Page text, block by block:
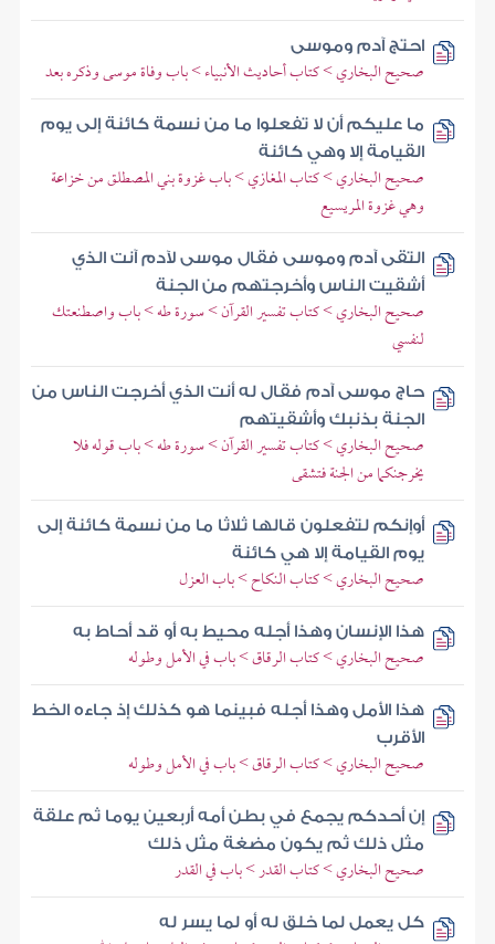
احتج آدم وموسى
صحيح البخاري > كتاب أحاديث الأنبياء > باب وفاة موسى وذكره بعد
ما عليكم أن لا تفعلوا ما من نسمة كائنة إلى يوم
القيامة إلا وهي كائنة
صحيح البخاري > كتاب المغازي > باب غزوة بني المصطلق من خزاعة
وهي غزوة المريسيع
التقى آدم وموسى فقال موسى لآدم آنت الذي
أشقيت الناس وأخرجتهم من الجنة
صحيح البخاري > كتاب تفسير القرآن > سورة طه > باب واصطنعتك
لنفسي
حاج موسى آدم فقال له أنت الذي أخرجت الناس من
الجنة بذنبك وأشقيتهم
صحيح البخاري > كتاب تفسير القرآن > سورة طه > باب قوله فلا
يخرجنكما من الجنة فتشقى
أوإنكم لتفعلون قالها ثلاثا ما من نسمة كائنة إلى
يوم القيامة إلا هي كائنة
صحيح البخاري > كتاب النكاح > باب العزل
هذا الإنسان وهذا أجله محيط به أو قد أحاط به
صحيح البخاري > كتاب الرقاق > باب في الأمل وطوله
هذا الأمل وهذا أجله فبينما هو كذلك إذ جاءه الخط
الأقرب
صحيح البخاري > كتاب الرقاق > باب في الأمل وطوله
إن أحدكم يجمع في بطن أمه أربعين يوما ثم علقة
مثل ذلك ثم يكون مضغة مثل ذلك
صحيح البخاري > كتاب القدر > باب في القدر
كل يعمل لما خلق له أو لما يسر له